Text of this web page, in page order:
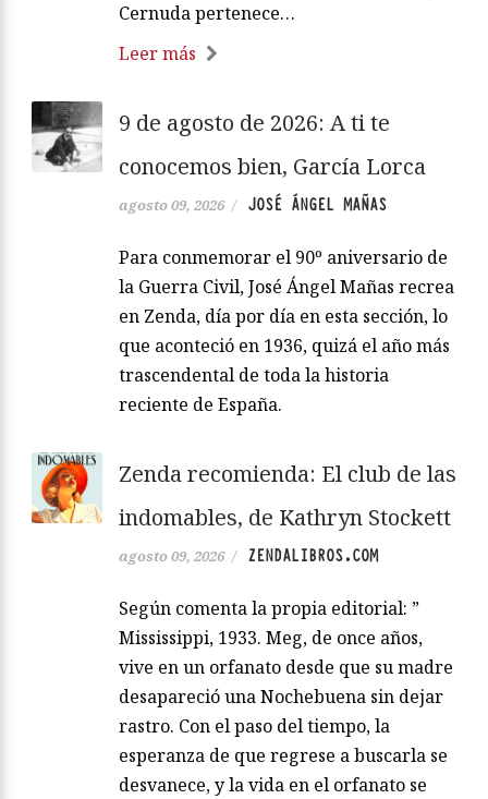
Cernuda pertenece…
Leer más
9 de agosto de 2026: A ti te
conocemos bien, García Lorca
agosto 09, 2026 / JOSÉ ÁNGEL MAÑAS
Para conmemorar el 90º aniversario de
la Guerra Civil, José Ángel Mañas recrea
en Zenda, día por día en esta sección, lo
que aconteció en 1936, quizá el año más
trascendental de toda la historia
reciente de España.
Zenda recomienda: El club de las
indomables, de Kathryn Stockett
agosto 09, 2026 / ZENDALIBROS.COM
Según comenta la propia editorial: ”
Mississippi, 1933. Meg, de once años,
vive en un orfanato desde que su madre
desapareció una Nochebuena sin dejar
rastro. Con el paso del tiempo, la
esperanza de que regrese a buscarla se
desvanece, y la vida en el orfanato se